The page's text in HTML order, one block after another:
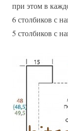
при этом в
6 столбиков с
5 столбиков с